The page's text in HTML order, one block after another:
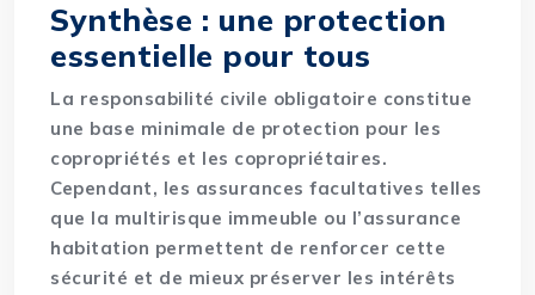
Synthèse : une protection
essentielle pour tous
La responsabilité civile obligatoire constitue
une base minimale de protection pour les
copropriétés et les copropriétaires.
Cependant, les assurances facultatives telles
que la multirisque immeuble ou l’assurance
habitation permettent de renforcer cette
sécurité et de mieux préserver les intérêts